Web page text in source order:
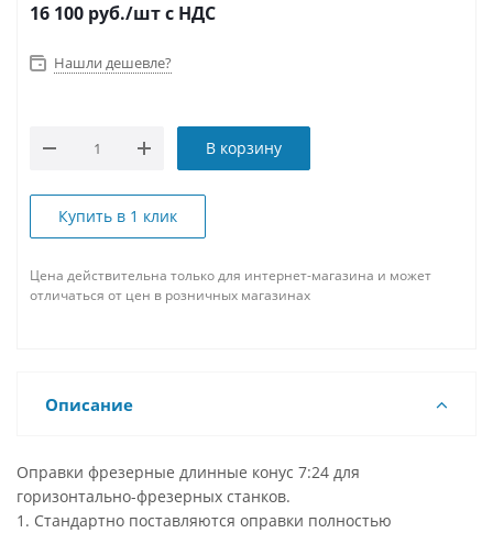
16 100 руб./штс НДС
Нашли дешевле?
В корзину
Купить в 1 клик
Цена действительна только для интернет-магазина и может
отличаться от цен в розничных магазинах
Описание
Оправки фрезерные длинные конус 7:24 для
горизонтально-фрезерных станков.
1. Стандартно поставляются оправки полностью